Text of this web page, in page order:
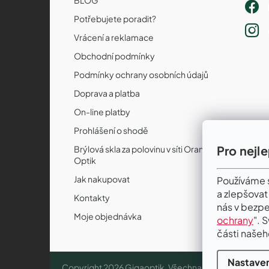
Pro
a
nás v
ochrany".
části
Potřebujete poradit?
Vrácení a reklamace
Obchodní podmínky
Podmínky ochrany osobních údajů
Doprava a platba
On-line platby
Prohlášení o shodě
Brýlová skla za polovinu v síti Orange
Optik
Jak nakupovat
Kontakty
Moje objednávka